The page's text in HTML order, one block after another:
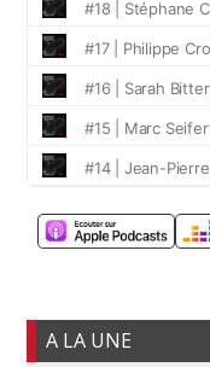
A LA UNE